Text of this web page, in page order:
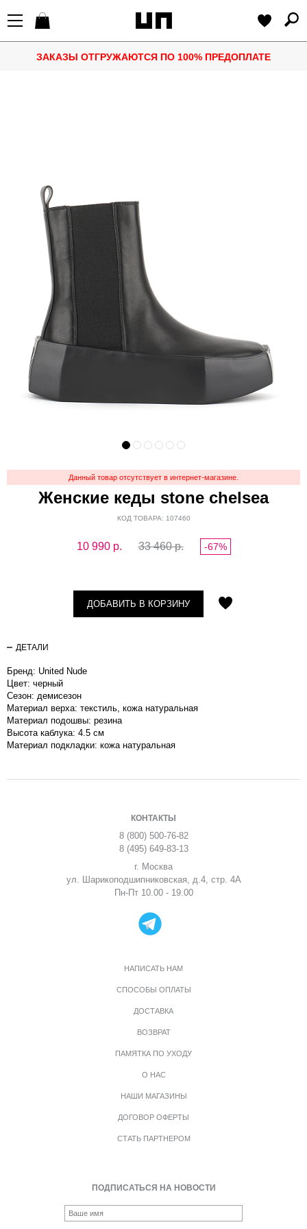
ЗАКАЗЫ ОТГРУЖАЮТСЯ ПО 100% ПРЕДОПЛАТЕ
Данный товар отсутствует в интернет-магазине.
Женские кеды stone chelsea
КОД ТОВАРА: 107460
10 990р. 33 460 р. -67%
ДОБАВИТЬ В КОРЗИНУ
ДЕТАЛИ
Бренд: United Nude
Цвет: черный
Сезон: демисезон
Материал верха: текстиль, кожа натуральная
Материал подошвы: резина
Высота каблука: 4.5 см
Материал подкладки: кожа натуральная
КОНТАКТЫ
8 (800) 500-76-82
8 (495) 649-83-13
г. Москва
ул. Шарикоподшипниковская, д.4, стр. 4А
Пн-Пт 10.00 - 19.00
НАПИСАТЬ НАМ
СПОСОБЫ ОПЛАТЫ
ДОСТАВКА
ВОЗВРАТ
ПАМЯТКА ПО УХОДУ
О НАС
НАШИ МАГАЗИНЫ
ДОГОВОР ОФЕРТЫ
СТАТЬ ПАРТНЕРОМ
ПОДПИСАТЬСЯ НА НОВОСТИ